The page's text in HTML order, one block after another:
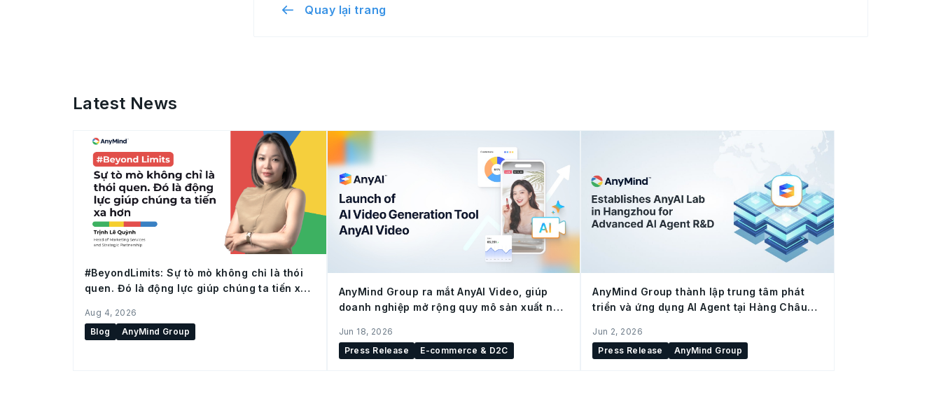
Quay lại trang
Latest News
#BeyondLimits: Sự tò mò không chỉ là thói
quen. Đó là động lực giúp chúng ta tiến xa
Aug 4, 2026
Blog
AnyMind Group
AnyMind Group ra mắt AnyAI Video, giúp
doanh nghiệp mở rộng quy mô sản xuất nội
Jun 18, 2026
Press Release
E-commerce & D2C
AnyMind Group thành lập trung tâm phát
triển và ứng dụng AI Agent tại Hàng Châu
Jun 2, 2026
Press Release
AnyMind Group